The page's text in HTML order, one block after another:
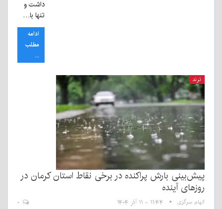
داشت و
تنها با…
ادامه
مطلب
...
ترند
پیش‌بینی بارش پراکنده در برخی نقاط استان کرمان در
روزهای آینده
الهام سرگزی ۱۱:۴۴ - ۱۱ آذر ۱۴۰۴